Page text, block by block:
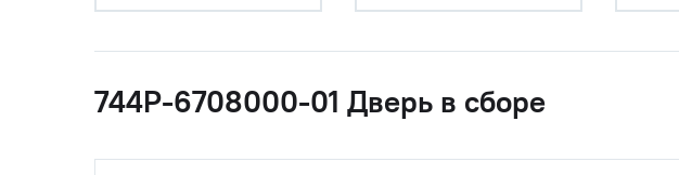
744Р-6708000-01 Дверь в сборе